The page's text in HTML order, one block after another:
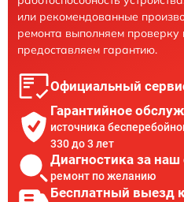
или рекомендованные
ремонта выполняем проверку
предоставляем гарантию.
Официальный
Гарантийное
источника
330 до 3 лет
Диагностика за наш
ремонт по желанию
Бесплатный выезд